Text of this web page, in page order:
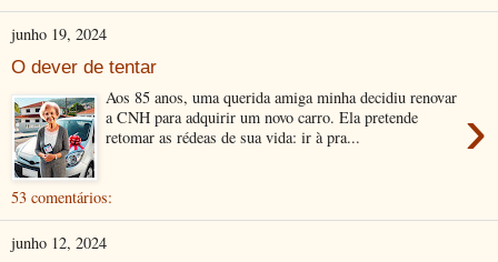
junho 19, 2024
O dever de tentar
›
Aos 85 anos, uma querida amiga minha decidiu renovar
a CNH para adquirir um novo carro. Ela pretende
retomar as rédeas de sua vida: ir à pra...
53 comentários:
junho 12, 2024